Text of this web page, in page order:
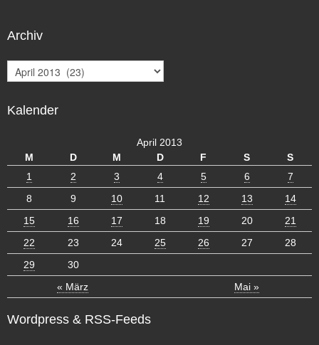
Archiv
r
h
Kalender
April 2013
M
D M D F S S
« März Mai »
1 2 3 4 5 6
7
8
9 10 11 12 13
14
15
16 17 18 19 20
21
22
23 24 25 26 27
28
29
30
Wordpress & RSS-Feeds